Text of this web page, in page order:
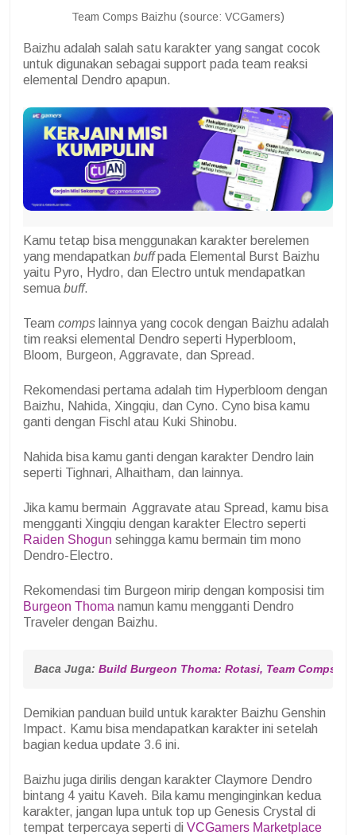
Team Comps Baizhu (source: VCGamers)
Baizhu adalah salah satu karakter yang sangat cocok
untuk digunakan sebagai support pada team reaksi
elemental Dendro apapun.
Kamu tetap bisa menggunakan karakter berelemen
yang mendapatkan buffpada Elemental Burst Baizhu
yaitu Pyro, Hydro, dan Electro untuk mendapatkan
semua buff.
Team comps lainnya yang cocok dengan Baizhu adalah
tim reaksi elemental Dendro seperti Hyperbloom,
Bloom, Burgeon, Aggravate, dan Spread.
Rekomendasi pertama adalah tim Hyperbloom dengan
Baizhu, Nahida, Xingqiu, dan Cyno. Cyno bisa kamu
ganti dengan Fischl atau Kuki Shinobu.
Nahida bisa kamu ganti dengan karakter Dendro lain
seperti Tighnari, Alhaitham, dan lainnya.
Jika kamu bermain Aggravate atau Spread, kamu bisa
mengganti Xingqiu dengan karakter Electro seperti
Raiden Shogun sehingga kamu bermain tim mono
Dendro-Electro.
Rekomendasi tim Burgeon mirip dengan komposisi tim
Burgeon Thoma namun kamu mengganti Dendro
Traveler dengan Baizhu.
Baca Juga: Build Burgeon Thoma: Rotasi, Team Comps,
Demikian panduan build untuk karakter Baizhu Genshin
Impact. Kamu bisa mendapatkan karakter ini setelah
bagian kedua update 3.6 ini.
Baizhu juga dirilis dengan karakter Claymore Dendro
bintang 4 yaitu Kaveh. Bila kamu menginginkan kedua
karakter, jangan lupa untuk top up Genesis Crystal di
tempat terpercaya seperti di VCGamers Marketplace